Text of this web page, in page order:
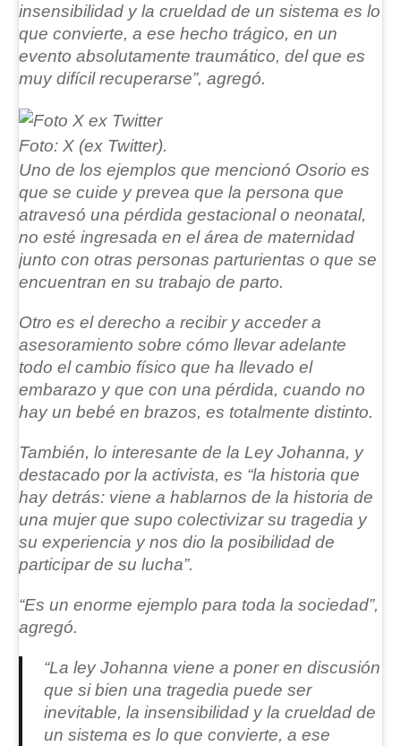
insensibilidad y la crueldad de un sistema es lo
que convierte, a ese hecho trágico, en un
evento absolutamente traumático, del que es
muy difícil recuperarse”, agregó.
Foto: X (ex Twitter).
Uno de los ejemplos que mencionó Osorio es
que se cuide y prevea que la persona que
atravesó una pérdida gestacional o neonatal,
no esté ingresada en el área de maternidad
junto con otras personas parturientas o que se
encuentran en su trabajo de parto.
Otro es el derecho a recibir y acceder a
asesoramiento sobre cómo llevar adelante
todo el cambio físico que ha llevado el
embarazo y que con una pérdida, cuando no
hay un bebé en brazos, es totalmente distinto.
También, lo interesante de la Ley Johanna, y
destacado por la activista, es “la historia que
hay detrás: viene a hablarnos de la historia de
una mujer que supo colectivizar su tragedia y
su experiencia y nos dio la posibilidad de
participar de su lucha”.
“Es un enorme ejemplo para toda la sociedad”,
agregó.
“La ley Johanna viene a poner en discusión
que si bien una tragedia puede ser
inevitable, la insensibilidad y la crueldad de
un sistema es lo que convierte, a ese